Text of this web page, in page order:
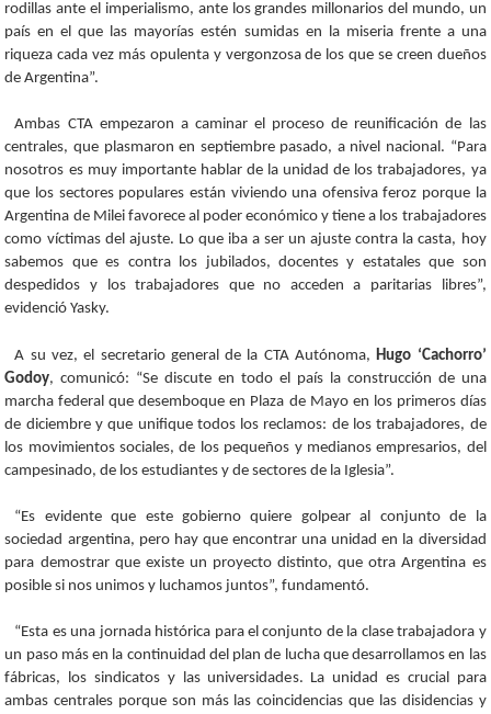
rodillas ante el imperialismo, ante los grandes millonarios del mundo, un
país en el que las mayorías estén sumidas en la miseria frente a una
riqueza cada vez más opulenta y vergonzosa de los que se creen dueños
de Argentina”.
Ambas CTA empezaron a caminar el proceso de reunificación de las
centrales, que plasmaron en septiembre pasado, a nivel nacional. “Para
nosotros es muy importante hablar de la unidad de los trabajadores, ya
que los sectores populares están viviendo una ofensiva feroz porque la
Argentina de Milei favorece al poder económico y tiene a los trabajadores
como víctimas del ajuste. Lo que iba a ser un ajuste contra la casta, hoy
sabemos que es contra los jubilados, docentes y estatales que son
despedidos y los trabajadores que no acceden a paritarias libres”,
evidenció Yasky.
A su vez, el secretario general de la CTA Autónoma, Hugo ‘Cachorro’
Godoy, comunicó: “Se discute en todo el país la construcción de una
marcha federal que desemboque en Plaza de Mayo en los primeros días
de diciembre y que unifique todos los reclamos: de los trabajadores, de
los movimientos sociales, de los pequeños y medianos empresarios, del
campesinado, de los estudiantes y de sectores de la Iglesia”.
“Es evidente que este gobierno quiere golpear al conjunto de la
sociedad argentina, pero hay que encontrar una unidad en la diversidad
para demostrar que existe un proyecto distinto, que otra Argentina es
posible si nos unimos y luchamos juntos”, fundamentó.
“Esta es una jornada histórica para el conjunto de la clase trabajadora y
un paso más en la continuidad del plan de lucha que desarrollamos en las
fábricas, los sindicatos y las universidades. La unidad es crucial para
ambas centrales porque son más las coincidencias que las disidencias y